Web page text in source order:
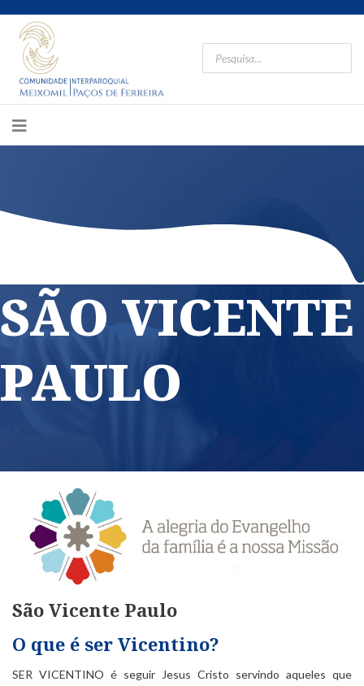
SÃO VICENTE
PAULO
São Vicente Paulo
O que é ser Vicentino?
SER VICENTINO é seguir Jesus Cristo servindo aqueles que